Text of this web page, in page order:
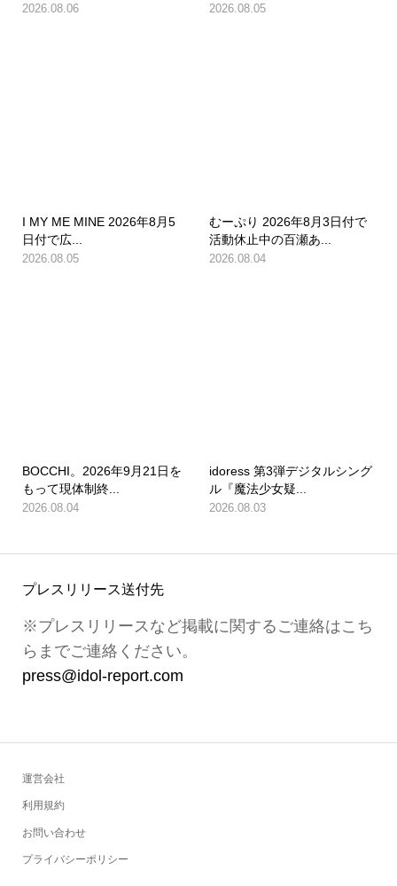
2026.08.06 2026.08.05
I MY ME MINE 2026年8月5
日付で広...
2026.08.05
むーぷり 2026年8月3日付で
活動休止中の百瀬あ...
2026.08.04
BOCCHI。2026年9月21日を
もって現体制終...
2026.08.04
idoress 第3弾デジタルシング
ル『魔法少女疑...
2026.08.03
プレスリリース送付先
※プレスリリースなど掲載に関するご連絡はこち
らまでご連絡ください。
press@idol-report.com
運営会社
利用規約
お問い合わせ
プライバシーポリシー